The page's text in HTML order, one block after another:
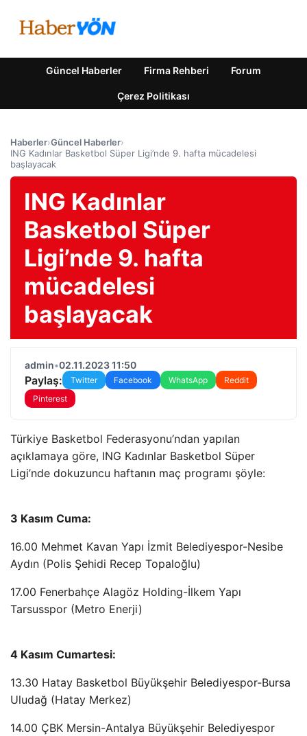
Güncel Haberler Firma Rehberi Forum
Çerez Politikası
Haberler›Güncel Haberler›
ING Kadınlar Basketbol Süper Ligi’nde 9. hafta mücadelesi
başlayacak
ING Kadınlar
Basketbol Süper
Ligi’nde 9. hafta
mücadelesi
başlayacak
admin•02.11.2023 11:50
Paylaş: Twitter Facebook WhatsApp
Reddit
Pinterest
Türkiye Basketbol Federasyonu’ndan yapılan
açıklamaya göre, ING Kadınlar Basketbol Süper
Ligi’nde dokuzuncu haftanın maç programı şöyle:
3 Kasım Cuma:
16.00 Mehmet Kavan Yapı İzmit Belediyespor-Nesibe
Aydın (Polis Şehidi Recep Topaloğlu)
17.00 Fenerbahçe Alagöz Holding-İlkem Yapı
Tarsusspor (Metro Enerji)
4 Kasım Cumartesi:
13.30 Hatay Basketbol Büyükşehir Belediyespor-Bursa
Uludağ (Hatay Merkez)
14.00 ÇBK Mersin-Antalya Büyükşehir Belediyespor